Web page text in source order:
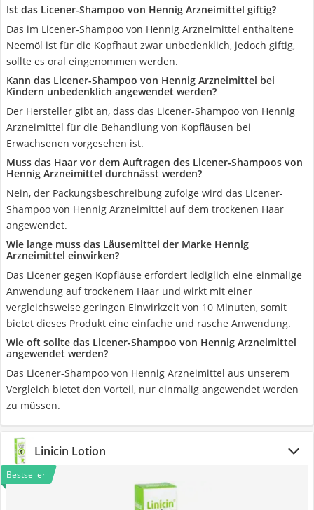
Ist das Licener-Shampoo von Hennig Arzneimittel giftig?
Das im Licener-Shampoo von Hennig Arzneimittel enthaltene
Neemöl ist für die Kopfhaut zwar unbedenklich, jedoch giftig,
sollte es oral eingenommen werden.
Kann das Licener-Shampoo von Hennig Arzneimittel bei
Kindern unbedenklich angewendet werden?
Der Hersteller gibt an, dass das Licener-Shampoo von Hennig
Arzneimittel für die Behandlung von Kopfläusen bei
Erwachsenen vorgesehen ist.
Muss das Haar vor dem Auftragen des Licener-Shampoos von
Hennig Arzneimittel durchnässt werden?
Nein, der Packungsbeschreibung zufolge wird das Licener-
Shampoo von Hennig Arzneimittel auf dem trockenen Haar
angewendet.
Wie lange muss das Läusemittel der Marke Hennig
Arzneimittel einwirken?
Das Licener gegen Kopfläuse erfordert lediglich eine einmalige
Anwendung auf trockenem Haar und wirkt mit einer
vergleichsweise geringen Einwirkzeit von 10 Minuten, somit
bietet dieses Produkt eine einfache und rasche Anwendung.
Wie oft sollte das Licener-Shampoo von Hennig Arzneimittel
angewendet werden?
Das Licener-Shampoo von Hennig Arzneimittel aus unserem
Vergleich bietet den Vorteil, nur einmalig angewendet werden
zu müssen.
Linicin Lotion
Bestseller